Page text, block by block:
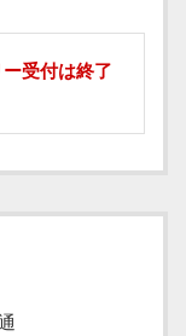
受付は終了